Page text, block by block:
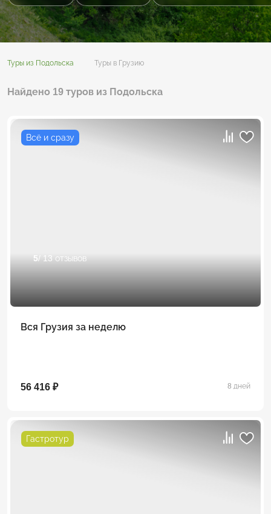
Туры из Подольска Туры в Грузию
Найдено 19 туров из Подольска
Всё и сразу
5/ 13 отзывов
Вся Грузия за неделю
56 416 ₽ 8 дней
Гастротур